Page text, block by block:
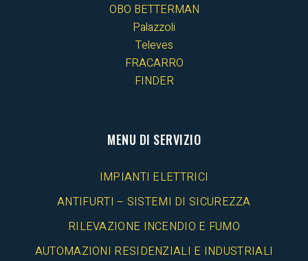
OBO BETTERMAN
Palazzoli
Televes
FRACARRO
FINDER
MENU DI SERVIZIO
IMPIANTI ELETTRICI
ANTIFURTI – SISTEMI DI SICUREZZA
RILEVAZIONE INCENDIO E FUMO
AUTOMAZIONI RESIDENZIALI E INDUSTRIALI